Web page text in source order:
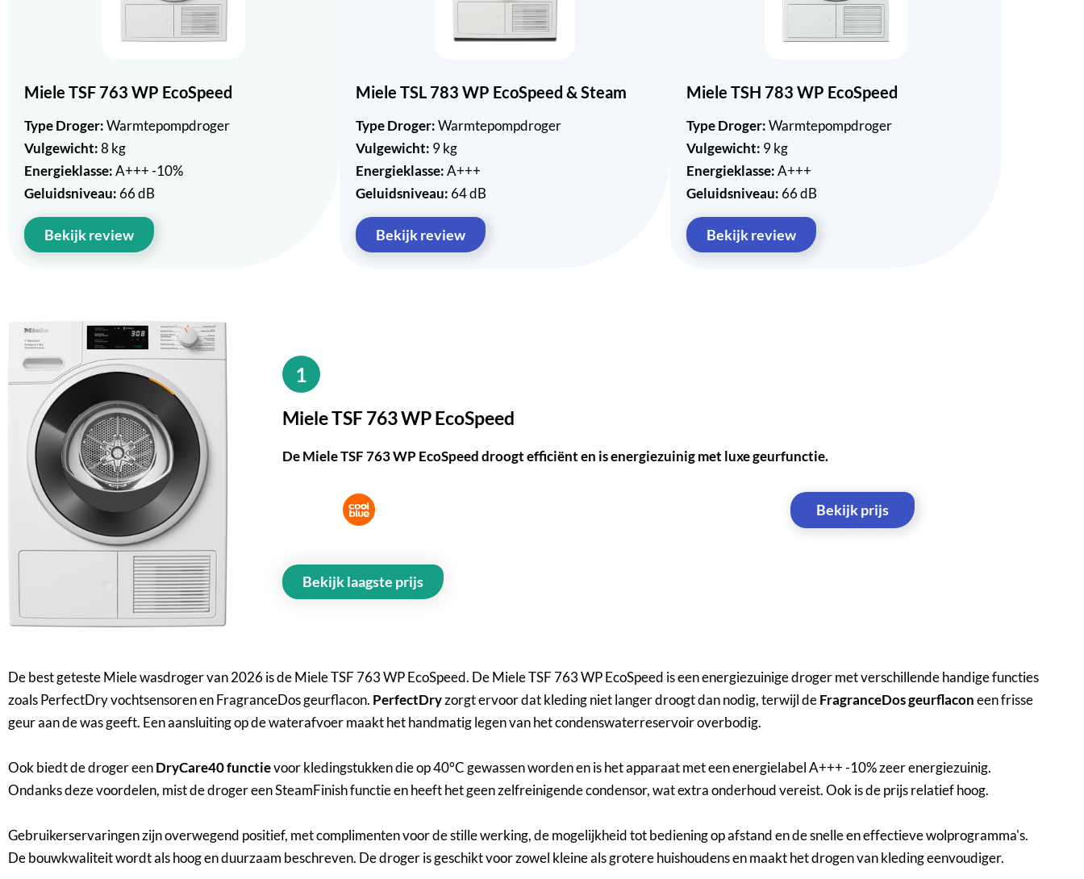
Miele TSF 763 WP EcoSpeed
Type Droger:Warmtepompdroger
Vulgewicht:8 kg
Energieklasse:A+++ -10%
Geluidsniveau: 66 dB
Bekijk review
Miele TSL 783 WP EcoSpeed & Steam
Type Droger:Warmtepompdroger
Vulgewicht: 9 kg
Energieklasse:A+++
Geluidsniveau: 64 dB
Bekijk review
Miele TSH 783 WP EcoSpeed
Type Droger:Warmtepompdroger
Vulgewicht: 9 kg
Energieklasse:A+++
Geluidsniveau: 66 dB
Bekijk review
1
Miele TSF 763 WP EcoSpeed
De Miele TSF 763 WP EcoSpeed droogt efficiënt en is energiezuinig met luxe geurfunctie.
Bekijk prijs
Bekijk laagste prijs
De best geteste Miele wasdroger van 2026 is de Miele TSF 763 WP EcoSpeed. De Miele TSF 763 WP EcoSpeed is een energiezuinige droger met verschillende handige functies
zoals PerfectDry vochtsensoren en FragranceDos geurflacon. PerfectDryzorgt ervoor dat kleding niet langer droogt dan nodig, terwijl deFragranceDos geurflaconeen frisse
geur aan de was geeft. Een aansluiting op de waterafvoer maakt het handmatig legen van het condenswaterreservoir overbodig.
Ook biedt de droger eenDryCare40 functievoor kledingstukken die op 40°C gewassen worden en is het apparaat met een energielabel A+++ -10% zeer energiezuinig.
Ondanks deze voordelen, mist de droger een SteamFinish functie en heeft het geen zelfreinigende condensor, wat extra onderhoud vereist. Ook is de prijs relatief hoog.
Gebruikerservaringen zijn overwegend positief, met complimenten voor de stille werking, de mogelijkheid tot bediening op afstand en de snelle en effectieve wolprogramma's.
De bouwkwaliteit wordt als hoog en duurzaam beschreven. De droger is geschikt voor zowel kleine als grotere huishoudens en maakt het drogen van kleding eenvoudiger.